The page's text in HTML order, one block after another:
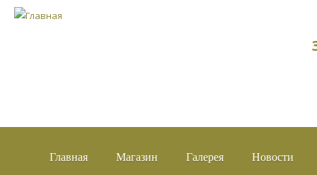
Главная Магазин Галерея Новости